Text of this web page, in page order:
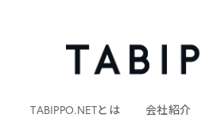
TABIPPO.NETとは 会社紹介